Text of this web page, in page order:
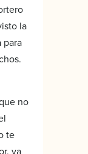
la
para
no
te
ya